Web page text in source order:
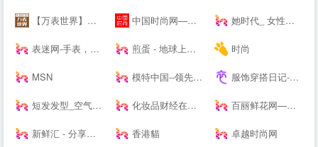
【万表世界】全球名表资讯互动平台！全球名表品牌文化、资讯、活动，手表知识、手表导购、手表鉴赏 中国时尚网—国内时尚潮流生活方式融媒体平台 她时代_ 女性时尚生活网站|Smartshe-全球时尚分享平台
表迷网-手表，名表，腕表-我的手表网，我的手表专家。 煎蛋 - 地球上没有新鲜事 时尚
MSN 模特中国--领先的模特资讯及模特培训---- 服饰穿搭日记-记录服饰美食精彩_潮流服装搭配技巧_穿衣搭配经验_服饰搭配穿衣打扮指南
短发发型_空气刘海_流行发型设计网_美发街 化妆品财经在线-用记录凝视产业 百丽鲜花网—鲜花速递领先品牌,网上花店提供网上订花、送花服务
新鲜汇 - 分享你的消费新主张 香港貓 卓越时尚网